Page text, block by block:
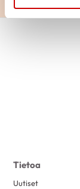
Tietoa
Uutiset